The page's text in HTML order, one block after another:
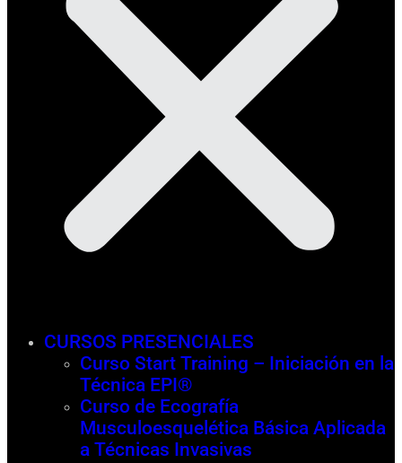
CURSOS PRESENCIALES
Curso Start Training – Iniciación en la
Técnica EPI®
Curso de Ecografía
Musculoesquelética Básica Aplicada
a Técnicas Invasivas